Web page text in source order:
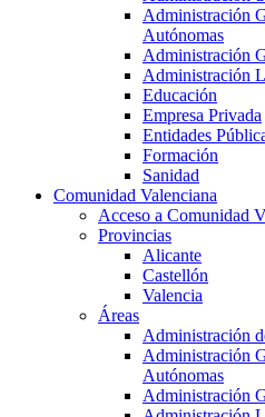
Administración
Autónomas
Administración
Administración
Educación
Empresa Privada
Entidades
Formación
Sanidad
Comunidad Valenciana
Acceso a Comunidad
Provincias
Alicante
Castellón
Valencia
Áreas
Administración
Administración
Autónomas
Administración